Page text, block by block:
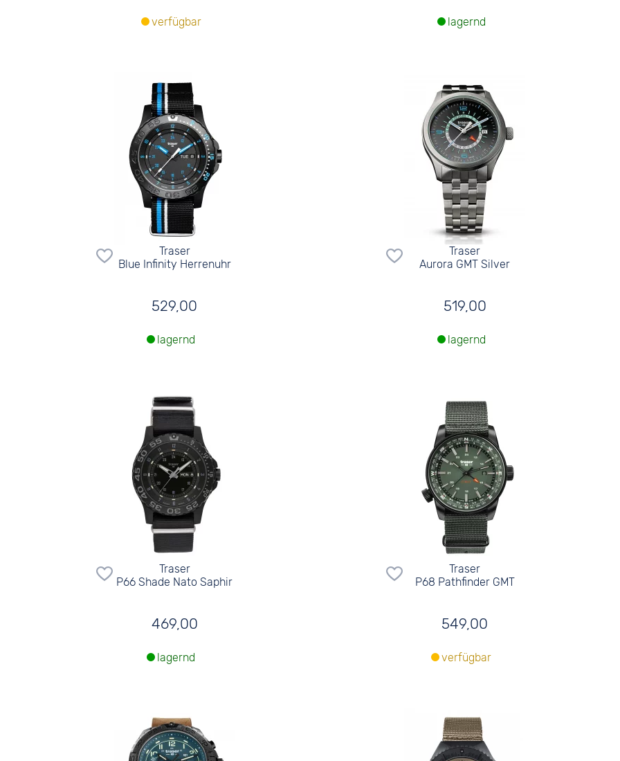
verfügbar lagernd
Traser
Blue Infinity Herrenuhr
529,00
lagernd
Traser
Aurora GMT Silver
519,00
lagernd
Traser
P66 Shade Nato Saphir
469,00
lagernd
Traser
P68 Pathfinder GMT
549,00
verfügbar